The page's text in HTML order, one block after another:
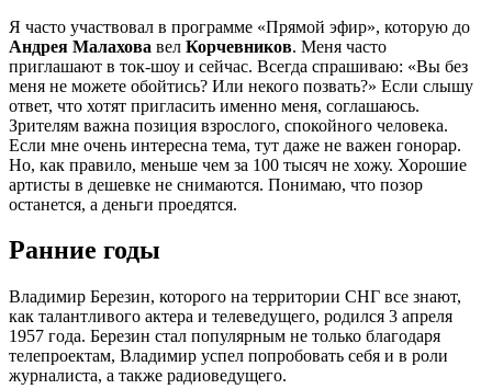
Я часто участвовал в программе «Прямой эфир», которую до
Андрея Малахова вел Корчевников. Меня часто
приглашают в ток-шоу и сейчас. Всегда спрашиваю: «Вы без
меня не можете обойтись? Или некого позвать?» Если слышу
ответ, что хотят пригласить именно меня, соглашаюсь.
Зрителям важна позиция взрослого, спокойного человека.
Если мне очень интересна тема, тут даже не важен гонорар.
Но, как правило, меньше чем за 100 тысяч не хожу. Хорошие
артисты в дешевке не снимаются. Понимаю, что позор
останется, а деньги проедятся.
Ранние годы
Владимир Березин, которого на территории СНГ все знают,
как талантливого актера и телеведущего, родился 3 апреля
1957 года. Березин стал популярным не только благодаря
телепроектам, Владимир успел попробовать себя и в роли
журналиста, а также радиоведущего.